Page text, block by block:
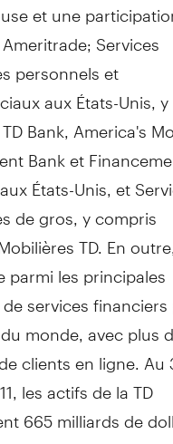
et une
Services
personnels et
aux États-Unis, y
Bank, America's
Bank et
États-Unis, et
de gros, y compris
TD. En
parmi les principales
services
monde, avec plus
clients en ligne. Au
les actifs de la TD
665 milliards de